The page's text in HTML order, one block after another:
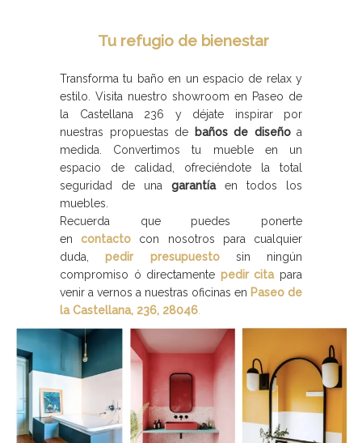
Tu refugio de bienestar
Transforma tu baño en un espacio de relax y
estilo. Visita nuestro showroom en Paseo de
la Castellana 236 y déjate inspirar por
nuestras propuestas de
baños de diseñoa
medida. Convertimos tu mueble en un
espacio de calidad, ofreciéndote la total
seguridad de una garantíaen todos los
muebles.
Recuerda que puedes ponerte
encontacto
con nosotros para cualquier
duda,pedir presupuestosin ningún
compromiso ó directamente pedir citapara
venir a vernos a nuestras oficinas en Paseo de
la Castellana, 236, 28046